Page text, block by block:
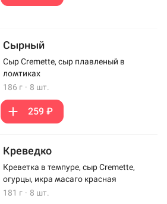
Сырный
Сыр Cremette, сыр плавленый в
ломтиках
186 г · 8 шт.
259 ₽
Креведко
Креветка в темпуре, сыр Cremette,
огурцы, икра масаго красная
181 г · 8 шт.